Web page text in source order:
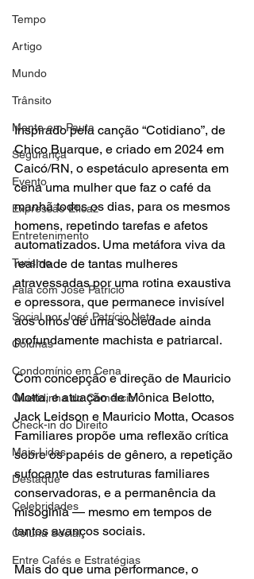
Tempo
Artigo
Mundo
Trânsito
Mente em Pauta
Segurança
Evento
Expressão Eficaz
Entretenimento
Turismo
Fala com José Patrício
Social por José Patrício Neto
Colunas
Condomínio em Cena
Queridinha do Comércio
Check-in do Direito
Mais Lidas
Destaque
Celebridades
Coluna Social
Entre Cafés e Estratégias
Inspirado pela canção “Cotidiano”, de
Chico Buarque, e criado em 2024 em
Caicó/RN, o espetáculo apresenta em
cena uma mulher que faz o café da
manhã todos os dias, para os mesmos
homens, repetindo tarefas e afetos
automatizados. Uma metáfora viva da
realidade de tantas mulheres
atravessadas por uma rotina exaustiva
e opressora, que permanece invisível
aos olhos de uma sociedade ainda
profundamente machista e patriarcal.
Com concepção e direção de Mauricio
Motta, e atuação de Mônica Belotto,
Jack Leidson e Mauricio Motta, Ocasos
Familiares propõe uma reflexão crítica
sobre os papéis de gênero, a repetição
sufocante das estruturas familiares
conservadoras, e a permanência da
misoginia — mesmo em tempos de
tantos avanços sociais.
Mais do que uma performance, o